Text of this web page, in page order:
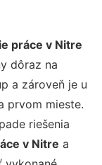
práce v Nitre
dôraz na
a zároveň je u
prvom mieste.
riešenia
v Nitre a